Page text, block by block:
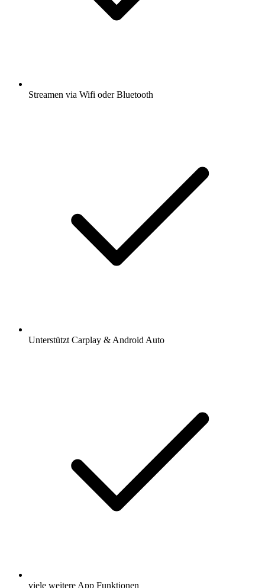
Streamen via Wifi oder Bluetooth
Unterstützt Carplay & Android Auto
viele weitere App Funktionen